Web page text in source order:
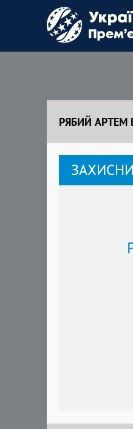
Зоря
Полісся
РЯБИЙ